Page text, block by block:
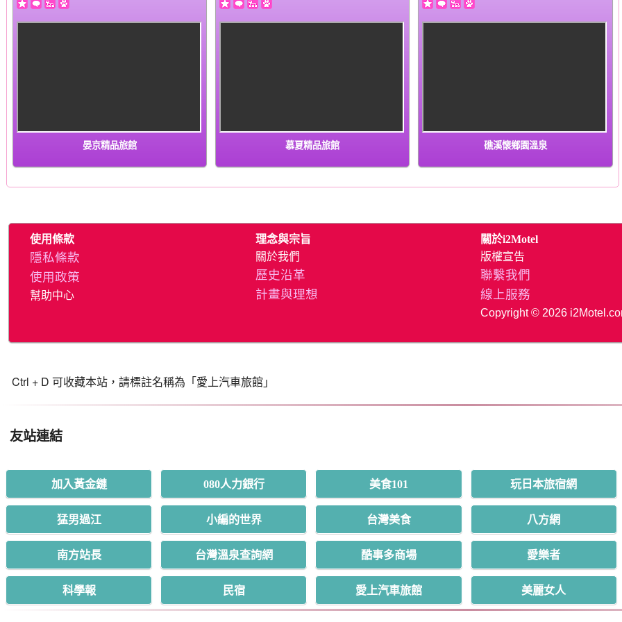
晏京精品旅館 慕夏精品旅館 礁溪懷鄉園溫泉
使用條款
隱私條款
使用政策
幫助中心
理念與宗旨
關於我們
歷史沿革
計畫與理想
關於i2Motel
版權宣告
聯繫我們
線上服務
Copyright © 2026
Ctrl + D 可收藏本站，請標註名稱為「愛上汽車旅館」
友站連結
加入黃金鏈 080人力銀行 美食101 玩日本旅宿網
猛男過江 小編的世界 台灣美食 八方網
南方站長 台灣溫泉查詢網 酷事多商場 愛樂者
科學報 民宿 愛上汽車旅館 美麗女人